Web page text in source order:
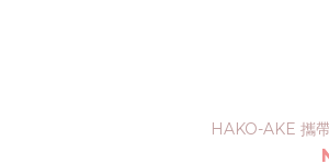
HAKO-AKE 攜